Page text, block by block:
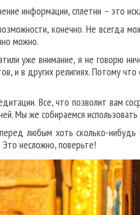
информации, сплетни – это
конечно. Не всегда
можно.
уже внимание, я не говорю
и в других религиях. Потому
Все, что позволит вам
Мы же собираемся
любым хоть сколько-
несложно, поверьте!